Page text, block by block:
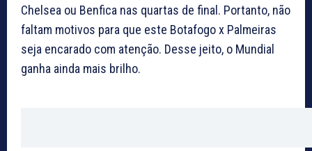
Chelsea ou Benfica nas quartas de final. Portanto, não
faltam motivos para que este Botafogo x Palmeiras
seja encarado com atenção. Desse jeito, o Mundial
ganha ainda mais brilho.